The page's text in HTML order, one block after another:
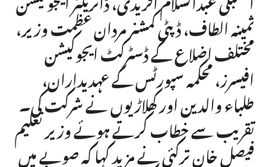
ثمینہ الطاف، ڈپٹی کمشنر مردان عظمت وزیر،
مختلف اضلاع کے ڈسٹرکٹ ایجوکیشن
افیسرز، محکمہ سپورٹس کے عہدیداران،
طلباء والدین اور کھلاڑیوں نے شرکت کی۔
تقریب سے خطاب کرتے ہوئے وزیر تعلیم
فیصل خان ترکئی نے مزید کہا کہ صوبے میں